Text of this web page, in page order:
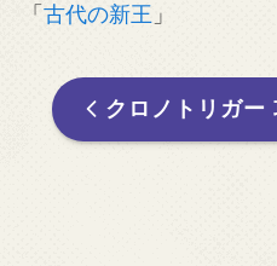
「 古代の新王 」
クロノトリガー